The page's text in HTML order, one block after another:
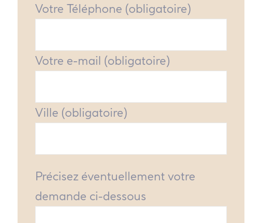
Votre Téléphone (obligatoire)
Votre e-mail (obligatoire)
Ville (obligatoire)
Précisez éventuellement votre
demande ci-dessous